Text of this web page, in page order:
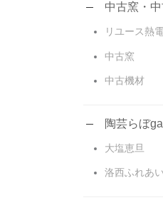
中古窯・
リユース熱
中古窯
中古機材
陶芸らぼ
大塩恵旦
洛西ふれあ